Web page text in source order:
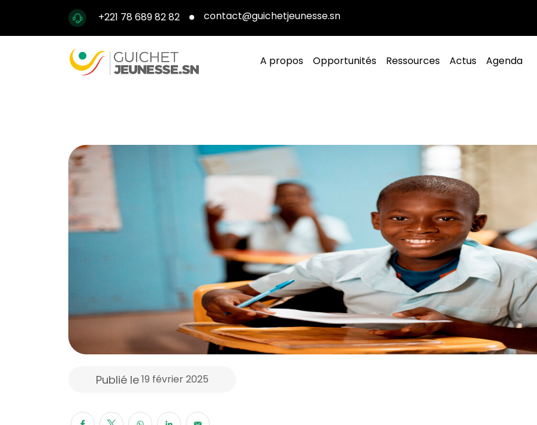
Aller au contenu principal
+221 78 689 82 82 contact@guichetjeunesse.sn
Navigation principale
A propos Opportunités Ressources Actus Agenda
Publié le19 février 2025